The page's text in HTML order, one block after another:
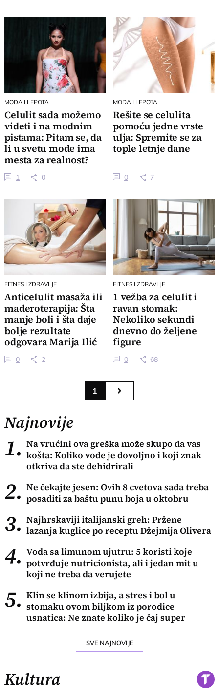
MODA I LEPOTA
Celulit sada možemo
videti i na modnim
pistama: Pitam se, da
li u svetu mode ima
mesta za realnost?
1 0
MODA I LEPOTA
Rešite se celulita
pomoću jedne vrste
ulja: Spremite se za
tople letnje dane
0 7
FITNES I ZDRAVLJE
Anticelulit masaža ili
maderoterapija: Šta
manje boli i šta daje
bolje rezultate
odgovara Marija Ilić
0 2
FITNES I ZDRAVLJE
1 vežba za celulit i
ravan stomak:
Nekoliko sekundi
dnevno do željene
figure
0 68
1
Najnovije
1. Na vrućini ova greška može skupo da vas
košta: Koliko vode je dovoljno i koji znak
otkriva da ste dehidrirali
2. Ne čekajte jesen: Ovih 8 cvetova sada treba
posaditi za baštu punu boja u oktobru
3. Najhrskaviji italijanski greh: Pržene
lazanja kuglice po receptu Džejmija Olivera
4. Voda sa limunom ujutru: 5 koristi koje
potvrđuje nutricionista, ali i jedan mit u
koji ne treba da verujete
5. Klin se klinom izbija, a stres i bol u
stomaku ovom biljkom iz porodice
usnatica: Ne znate koliko je čaj super
SVE NAJNOVIJE
Kultura